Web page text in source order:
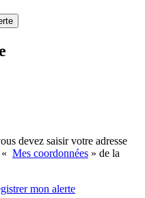
devez saisir votre adresse
Mes coordonnées » de la
mon alerte